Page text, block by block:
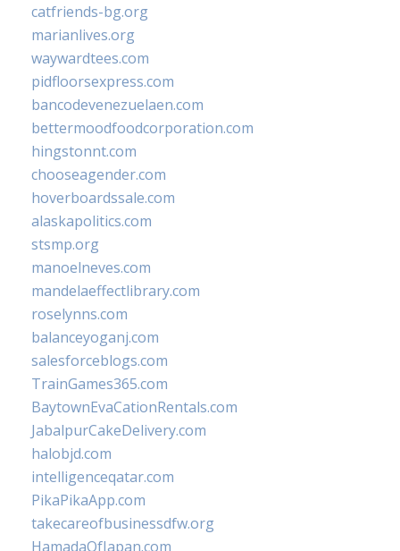
catfriends-bg.org
marianlives.org
waywardtees.com
pidfloorsexpress.com
bancodevenezuelaen.com
bettermoodfoodcorporation.com
hingstonnt.com
chooseagender.com
hoverboardssale.com
alaskapolitics.com
stsmp.org
manoelneves.com
mandelaeffectlibrary.com
roselynns.com
balanceyoganj.com
salesforceblogs.com
TrainGames365.com
BaytownEvaCationRentals.com
JabalpurCakeDelivery.com
halobjd.com
intelligenceqatar.com
PikaPikaApp.com
takecareofbusinessdfw.org
HamadaOfJapan.com